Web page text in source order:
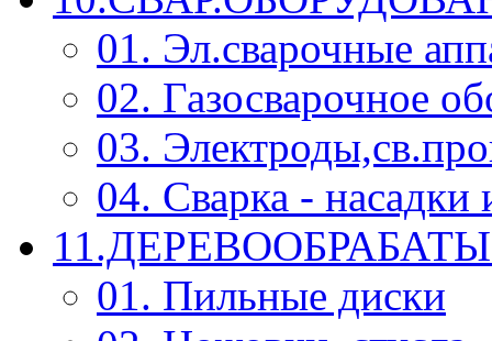
01. Эл.сварочные
02. Газосварочное
03.
04. Сварка -
01. Пильные диски